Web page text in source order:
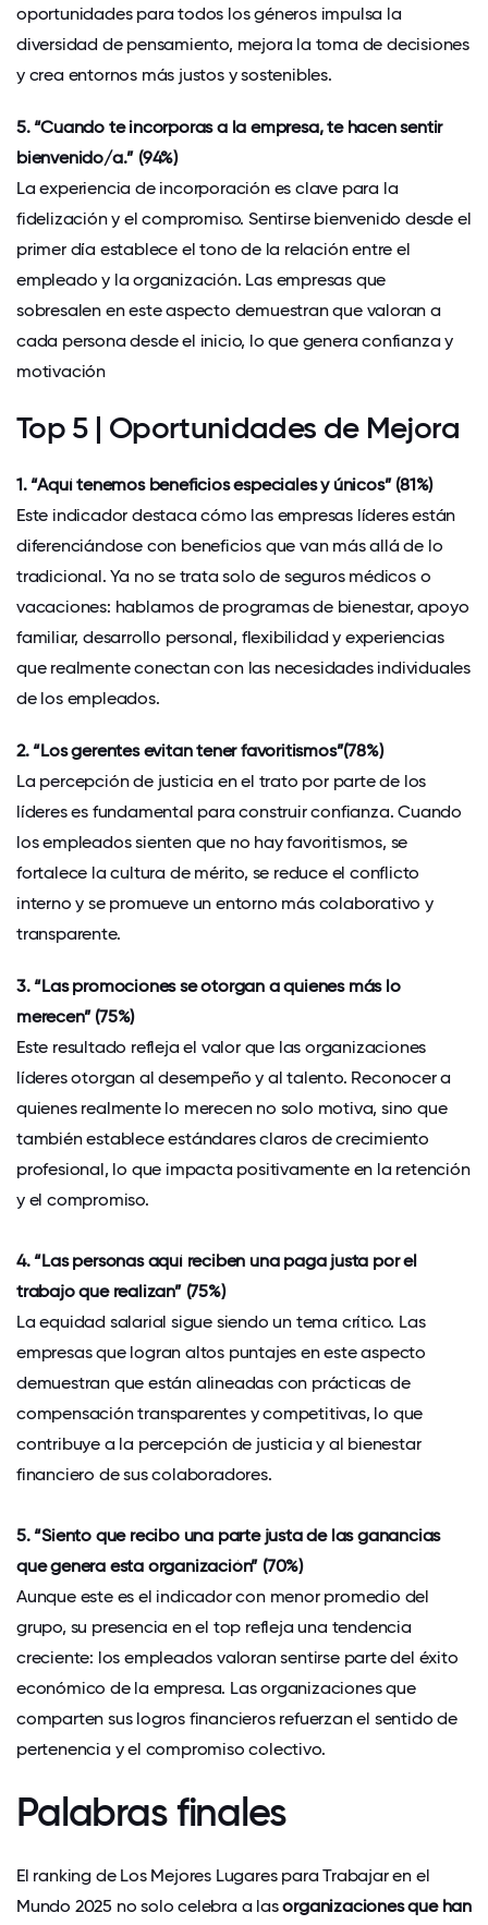
oportunidades para todos los géneros impulsa la
diversidad de pensamiento, mejora la toma de decisiones
y crea entornos más justos y sostenibles.
5. “Cuando te incorporas a la empresa, te hacen sentir
bienvenido/a.” (94%)
La experiencia de incorporación es clave para la
fidelización y el compromiso. Sentirse bienvenido desde el
primer día establece el tono de la relación entre el
empleado y la organización. Las empresas que
sobresalen en este aspecto demuestran que valoran a
cada persona desde el inicio, lo que genera confianza y
motivación
Top 5 | Oportunidades de Mejora
1. “Aquí tenemos beneficios especiales y únicos” (81%)
Este indicador destaca cómo las empresas líderes están
diferenciándose con beneficios que van más allá de lo
tradicional. Ya no se trata solo de seguros médicos o
vacaciones: hablamos de programas de bienestar, apoyo
familiar, desarrollo personal, flexibilidad y experiencias
que realmente conectan con las necesidades individuales
de los empleados.
2. “Los gerentes evitan tener favoritismos”(78%)
La percepción de justicia en el trato por parte de los
líderes es fundamental para construir confianza. Cuando
los empleados sienten que no hay favoritismos, se
fortalece la cultura de mérito, se reduce el conflicto
interno y se promueve un entorno más colaborativo y
transparente.
3. “Las promociones se otorgan a quienes más lo
merecen” (75%)
Este resultado refleja el valor que las organizaciones
líderes otorgan al desempeño y al talento. Reconocer a
quienes realmente lo merecen no solo motiva, sino que
también establece estándares claros de crecimiento
profesional, lo que impacta positivamente en la retención
y el compromiso.
4. “Las personas aquí reciben una paga justa por el
trabajo que realizan” (75%)
La equidad salarial sigue siendo un tema crítico. Las
empresas que logran altos puntajes en este aspecto
demuestran que están alineadas con prácticas de
compensación transparentes y competitivas, lo que
contribuye a la percepción de justicia y al bienestar
financiero de sus colaboradores.
5. “Siento que recibo una parte justa de las ganancias
que genera esta organización” (70%)
Aunque este es el indicador con menor promedio del
grupo, su presencia en el top refleja una tendencia
creciente: los empleados valoran sentirse parte del éxito
económico de la empresa. Las organizaciones que
comparten sus logros financieros refuerzan el sentido de
pertenencia y el compromiso colectivo.
Palabras finales
El ranking de Los Mejores Lugares para Trabajar en el
Mundo 2025 no solo celebra a lasorganizaciones que han